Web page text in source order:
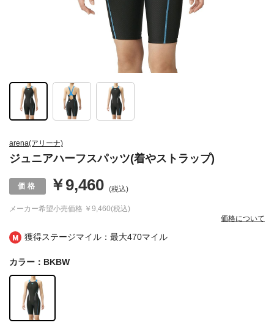
獲得ステージマイル：最大470マイル
arena(アリーナ)
ジュニアハーフスパッツ(着やストラップ)
メーカー希望小売価格 ￥9,460(税込)
￥9,460 (税込)
価格について
カラー：BKBW